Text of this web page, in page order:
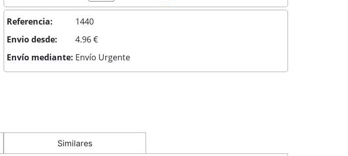
Referencia:
1440
Envio desde:
4.96 €
Envío mediante: Envío Urgente
Similares